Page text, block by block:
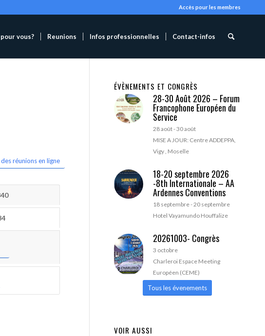
Accès pour les membres
vous? Reunions Infos professionnelles Contact-infos
réunions en ligne
ÉVÈNEMENTS ET CONGRÈS
28-30 Août 2026 – Forum
Francophone Européen du
Service
28 août-30 août
MISE A JOUR: Centre ADDEPPA,
Vigy , Moselle
18-20 septembre 2026
-8th Internationale – AA
Ardennes Conventions
18 septembre-20 septembre
Hotel Vayamundo Houffalize
20261003- Congrès
3 octobre
Charleroi Espace Meeting
Européen (CEME)
Tous les évenements
VOIR AUSSI